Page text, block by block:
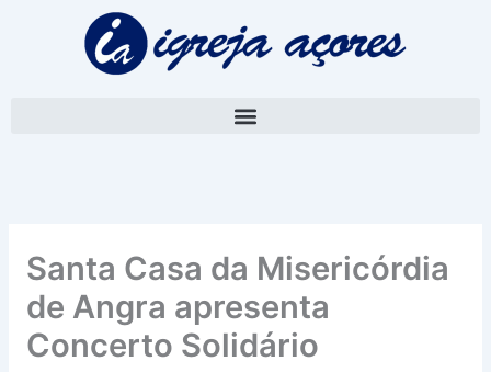
Santa Casa da Misericórdia
de Angra apresenta
Concerto Solidário